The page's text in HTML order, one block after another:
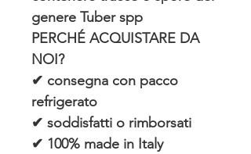
genere Tuber spp
PERCHÉ ACQUISTARE DA
NOI?
✔ consegna con pacco
refrigerato
✔ soddisfatti o rimborsati
✔ 100% made in Italy